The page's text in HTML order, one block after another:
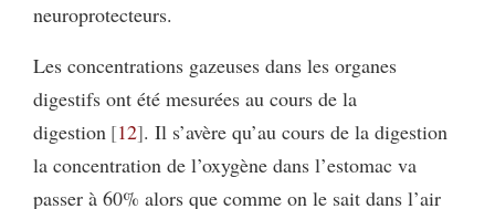
neuroprotecteurs.
Les concentrations gazeuses dans les organes
digestifs ont été mesurées au cours de la
digestion 12 . Il s’avère qu’au cours de la digestion
la concentration de l’oxygène dans l’estomac va
passer à 60% alors que comme on le sait dans l’air